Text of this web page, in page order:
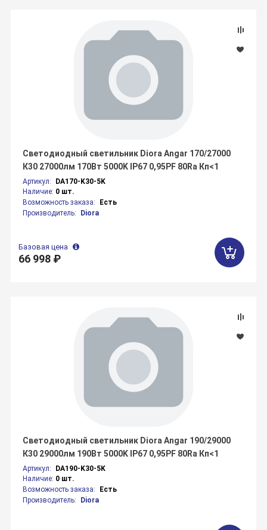
Артикул:
DA170-K30-5K
Наличие: 0 шт.
Возможность заказа:
Есть
Производитель:
Diora
Светодиодный светильник Diora Angar 170/27000
К30 27000лм 170Вт 5000K IP67 0,95PF 80Ra Кп<1
Базовая цена
66 998 ₽
Артикул:
DA190-K30-5K
Наличие: 0 шт.
Возможность заказа:
Есть
Производитель:
Diora
Светодиодный светильник Diora Angar 190/29000
К30 29000лм 190Вт 5000K IP67 0,95PF 80Ra Кп<1